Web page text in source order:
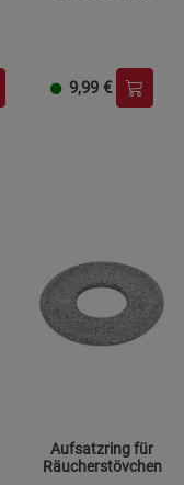
9,99 €
Aufsatzring für
Räucherstövchen